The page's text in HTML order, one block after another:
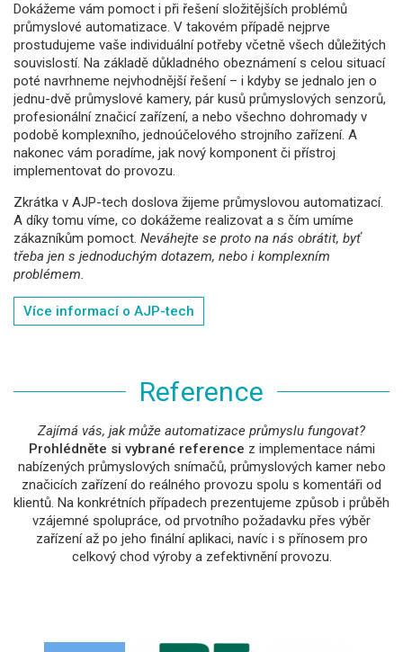
Dokážeme vám pomoct i při řešení složitějších problémů
průmyslové automatizace. V takovém případě nejprve
prostudujeme vaše individuální potřeby včetně všech důležitých
souvislostí. Na základě důkladného obeznámení s celou situací
poté navrhneme nejvhodnější řešení – i kdyby se jednalo jen o
jednu-dvě průmyslové kamery, pár kusů průmyslových senzorů,
profesionální značicí zařízení, a nebo všechno dohromady v
podobě komplexního, jednoúčelového strojního zařízení. A
nakonec vám poradíme, jak nový komponent či přístroj
implementovat do provozu.
Zkrátka v AJP-tech doslova žijeme průmyslovou automatizací.
A díky tomu víme, co dokážeme realizovat a s čím umíme
zákazníkům pomoct. Neváhejte se proto na nás obrátit, byť
třeba jen s jednoduchým dotazem, nebo i komplexním
problémem.
Více informací o AJP-tech
Reference
Zajímá vás, jak může automatizace průmyslu fungovat?
Prohlédněte si vybrané reference z implementace námi
nabízených průmyslových snímačů, průmyslových kamer nebo
značicích zařízení do reálného provozu spolu s komentáři od
klientů. Na konkrétních případech prezentujeme způsob i průběh
vzájemné spolupráce, od prvotního požadavku přes výběr
zařízení až po jeho finální aplikaci, navíc i s přínosem pro
celkový chod výroby a zefektivnění provozu.